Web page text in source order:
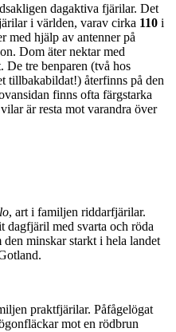
dagaktiva fjärilar. Det
i världen, varav cirka 110 i
med hjälp av antenner på
Dom äter nektar med
De tre benparen (två hos
tillbakabildat!) återfinns på den
finns ofta färgstarka
är resta mot varandra över
, art i familjen riddarfjärilar.
med svarta och röda
minskar starkt i hela landet
praktfjärilar. Påfågelögat
mot en rödbrun